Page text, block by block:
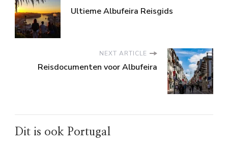
Ultieme Albufeira Reisgids
NEXT ARTICLE
Reisdocumenten voor Albufeira
Dit is ook Portugal